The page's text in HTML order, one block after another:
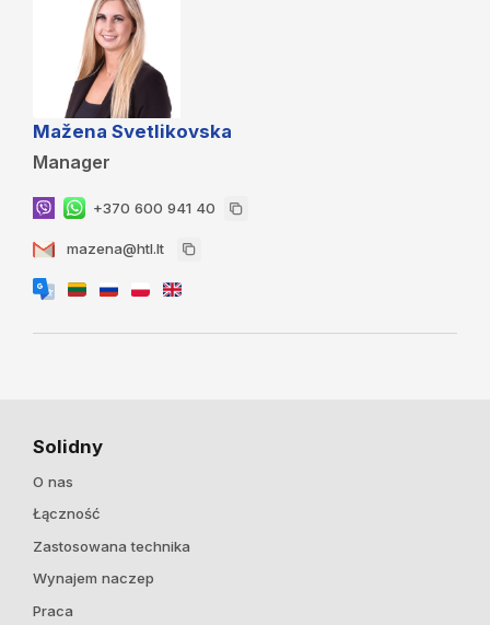
Mažena Svetlikovska
Manager
+370 600 941 40
mazena@htl.lt
Solidny
O nas
Łączność
Zastosowana technika
Wynajem naczep
Praca